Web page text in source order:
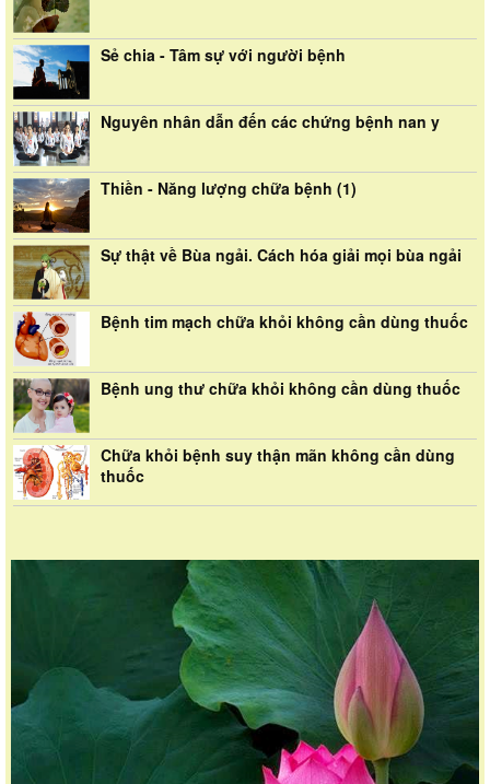
Sẻ chia - Tâm sự với người bệnh
Nguyên nhân dẫn đến các chứng bệnh nan y
Thiền - Năng lượng chữa bệnh (1)
Sự thật về Bùa ngải. Cách hóa giải mọi bùa ngải
Bệnh tim mạch chữa khỏi không cần dùng thuốc
Bệnh ung thư chữa khỏi không cần dùng thuốc
Chữa khỏi bệnh suy thận mãn không cần dùng
thuốc